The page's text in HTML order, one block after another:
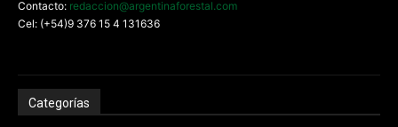
Contacto: redaccion@argentinaforestal.com
Cel: (+54)9 376 15 4 131636
Categorías